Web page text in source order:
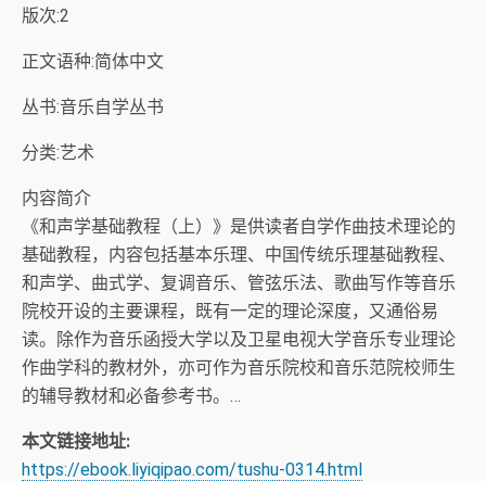
版次:2
正文语种:简体中文
丛书:音乐自学丛书
分类:艺术
内容简介
《和声学基础教程（上）》是供读者自学作曲技术理论的
基础教程，内容包括基本乐理、中国传统乐理基础教程、
和声学、曲式学、复调音乐、管弦乐法、歌曲写作等音乐
院校开设的主要课程，既有一定的理论深度，又通俗易
读。除作为音乐函授大学以及卫星电视大学音乐专业理论
作曲学科的教材外，亦可作为音乐院校和音乐范院校师生
的辅导教材和必备参考书。…
本文链接地址:
https://ebook.liyiqipao.com/tushu-0314.html